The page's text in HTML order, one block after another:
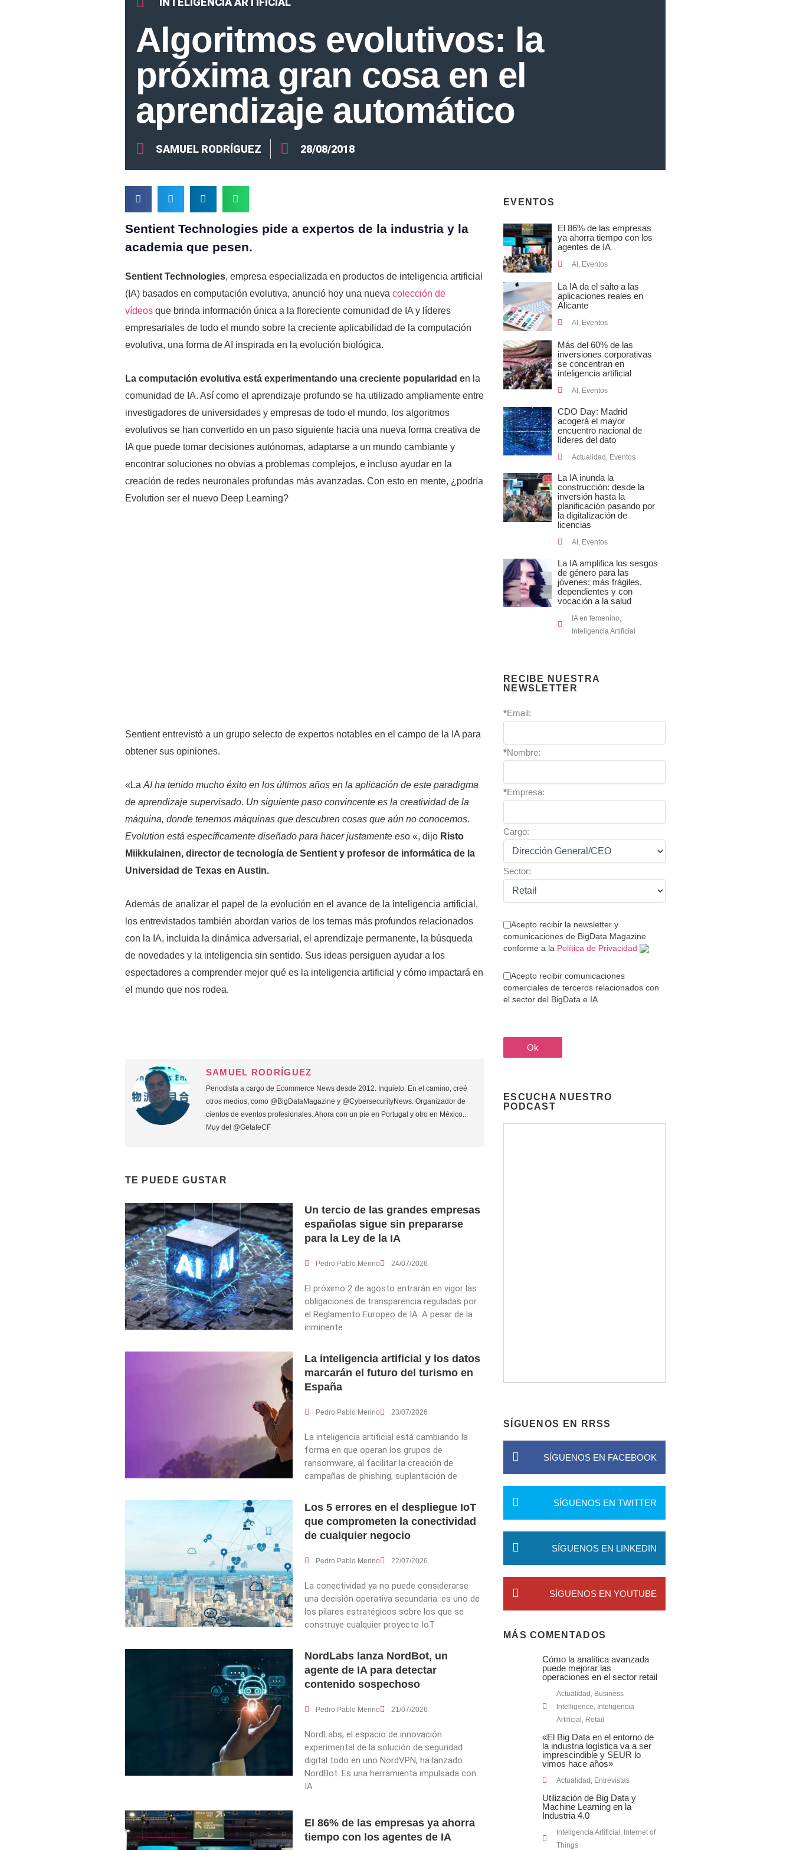
Algoritmos evolutivos: la
próxima gran cosa en el
aprendizaje automático
SAMUEL RODRÍGUEZ 28/08/2018
Sentient Technologies pide a expertos de la industria y la
academia que pesen.
Sentient Technologies, empresa especializada en productos de inteligencia artificial
(IA) basados en computación evolutiva, anunció hoy una nueva colección de
vídeos que brinda información única a la floreciente comunidad de IA y líderes
empresariales de todo el mundo sobre la creciente aplicabilidad de la computación
evolutiva, una forma de AI inspirada en la evolución biológica.
La computación evolutiva está experimentando una creciente popularidad en la
comunidad de IA. Así como el aprendizaje profundo se ha utilizado ampliamente entre
investigadores de universidades y empresas de todo el mundo, los algoritmos
evolutivos se han convertido en un paso siguiente hacia una nueva forma creativa de
IA que puede tomar decisiones autónomas, adaptarse a un mundo cambiante y
encontrar soluciones no obvias a problemas complejos, e incluso ayudar en la
creación de redes neuronales profundas más avanzadas. Con esto en mente, ¿podría
Evolution ser el nuevo Deep Learning?
Sentient entrevistó a un grupo selecto de expertos notables en el campo de la IA para
obtener sus opiniones.
«La AI ha tenido mucho éxito en los últimos años en la aplicación de este paradigma
de aprendizaje supervisado. Un siguiente paso convincente es la creatividad de la
máquina, donde tenemos máquinas que descubren cosas que aún no conocemos.
Evolution está específicamente diseñado para hacer justamente eso «, dijo Risto
Miikkulainen, director de tecnología de Sentient y profesor de informática de la
Universidad de Texas en Austin.
Además de analizar el papel de la evolución en el avance de la inteligencia artificial,
los entrevistados también abordan varios de los temas más profundos relacionados
con la IA, incluida la dinámica adversarial, el aprendizaje permanente, la búsqueda
de novedades y la inteligencia sin sentido. Sus ideas persiguen ayudar a los
espectadores a comprender mejor qué es la inteligencia artificial y cómo impactará en
el mundo que nos rodea.
SAMUEL RODRÍGUEZ
Periodista a cargo de Ecommerce News desde 2012. Inquieto. En el camino, creé
otros medios, como @BigDataMagazine y @CybersecurityNews. Organizador de
cientos de eventos profesionales. Ahora con un pie en Portugal y otro en México...
Muy del @GetafeCF
TE PUEDE GUSTAR
Un tercio de las grandes empresas
españolas sigue sin prepararse
para la Ley de la IA
Pedro Pablo Merino 24/07/2026
El próximo 2 de agosto entrarán en vigor las
obligaciones de transparencia reguladas por
el Reglamento Europeo de IA. A pesar de la
inminente
La inteligencia artificial y los datos
marcarán el futuro del turismo en
España
Pedro Pablo Merino 23/07/2026
La inteligencia artificial está cambiando la
forma en que operan los grupos de
ransomware, al facilitar la creación de
campañas de phishing, suplantación de
Los 5 errores en el despliegue IoT
que comprometen la conectividad
de cualquier negocio
Pedro Pablo Merino 22/07/2026
La conectividad ya no puede considerarse
una decisión operativa secundaria: es uno de
los pilares estratégicos sobre los que se
construye cualquier proyecto IoT
NordLabs lanza NordBot, un
agente de IA para detectar
contenido sospechoso
Pedro Pablo Merino 21/07/2026
NordLabs, el espacio de innovación
experimental de la solución de seguridad
digital todo en uno NordVPN, ha lanzado
NordBot. Es una herramienta impulsada con
IA
El 86% de las empresas ya ahorra
tiempo con los agentes de IA
EVENTOS
El 86% de las empresas
ya ahorra tiempo con los
agentes de IA
AI , Eventos
La IA da el salto a las
aplicaciones reales en
Alicante
AI , Eventos
Más del 60% de las
inversiones corporativas
se concentran en
inteligencia artificial
AI , Eventos
CDO Day: Madrid
acogerá el mayor
encuentro nacional de
líderes del dato
Actualidad Eventos
La IA inunda la
construcción: desde la
inversión hasta la
planificación pasando por
la digitalización de
licencias
AI , Eventos
La IA amplifica los sesgos
de género para las
jóvenes: más frágiles,
dependientes y con
vocación a la salud
IA en femenino
Inteligencia Artificial
RECIBE NUESTRA
NEWSLETTER
*Email:
*Nombre:
*Empresa:
Cargo:
Sector:
Acepto recibir la newsletter y
comunicaciones de BigData Magazine
conforme a la Política de Privacidad
Acepto recibir comunicaciones
comerciales de terceros relacionados con
el sector del BigData e IA
ESCUCHA NUESTRO
PODCAST
SÍGUENOS EN RRSS
SÍGUENOS EN FACEBOOK
SÍGUENOS EN TWITTER
SÍGUENOS EN LINKEDIN
SÍGUENOS EN YOUTUBE
MÁS COMENTADOS
Cómo la analítica avanzada
puede mejorar las
operaciones en el sector retail
Actualidad , Business
Intelligence, Inteligencia
Artificial , Retail
«El Big Data en el entorno de
la industria logística va a ser
imprescindible y SEUR lo
vimos hace años»
Actualidad , Entrevistas
Utilización de Big Data y
Machine Learning en la
Industria 4.0
Inteligencia Artificial , Internet of
Things